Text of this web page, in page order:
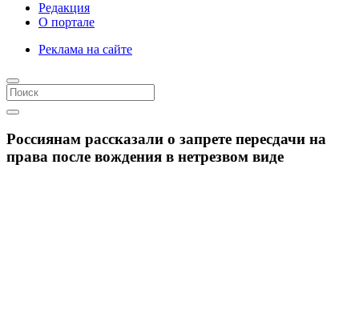
Редакция
О портале
Реклама на сайте
Россиянам рассказали о запрете пересдачи на
права после вождения в нетрезвом виде